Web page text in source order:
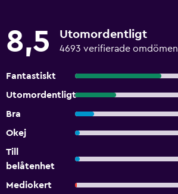
8,5 Utomordentligt
4693 verifierade omdömen
Fantastiskt
Utomordentligt
Bra
Okej
Till
belåtenhet
Mediokert